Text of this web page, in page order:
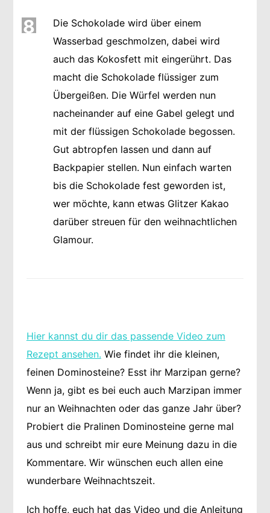
8
Die Schokolade wird über einem
Wasserbad geschmolzen, dabei wird
auch das Kokosfett mit eingerührt. Das
macht die Schokolade flüssiger zum
Übergeißen. Die Würfel werden nun
nacheinander auf eine Gabel gelegt und
mit der flüssigen Schokolade begossen.
Gut abtropfen lassen und dann auf
Backpapier stellen. Nun einfach warten
bis die Schokolade fest geworden ist,
wer möchte, kann etwas Glitzer Kakao
darüber streuen für den weihnachtlichen
Glamour.
Hier kannst du dir das passende Video zum
Rezept ansehen. Wie findet ihr die kleinen,
feinen Dominosteine? Esst ihr Marzipan gerne?
Wenn ja, gibt es bei euch auch Marzipan immer
nur an Weihnachten oder das ganze Jahr über?
Probiert die Pralinen Dominosteine gerne mal
aus und schreibt mir eure Meinung dazu in die
Kommentare. Wir wünschen euch allen eine
wunderbare Weihnachtszeit.
Ich hoffe, euch hat das Video und die Anleitung